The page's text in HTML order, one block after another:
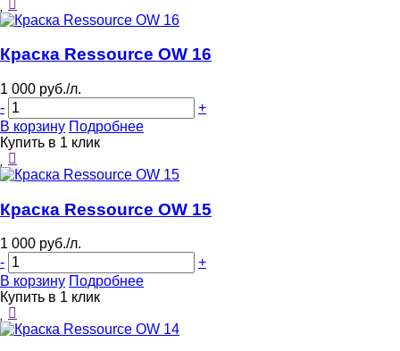
Краска Ressource OW 16
1 000 руб./л.
-
+
В корзину Подробнее
Купить в 1 клик
Краска Ressource OW 15
1 000 руб./л.
-
+
В корзину Подробнее
Купить в 1 клик